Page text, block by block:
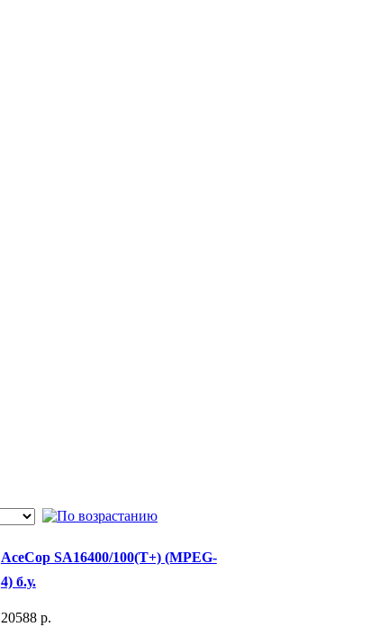
AceCop SA16400/100(T+) (MPEG-
4) б.у.
20588 p.